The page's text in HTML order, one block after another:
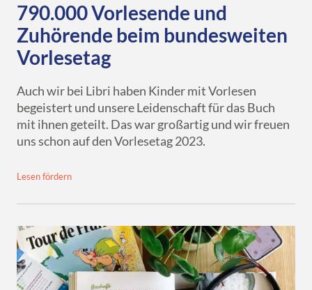
790.000 Vorlesende und
Zuhörende beim bundesweiten
Vorlesetag
Auch wir bei Libri haben Kinder mit Vorlesen
begeistert und unsere Leidenschaft für das Buch
mit ihnen geteilt. Das war großartig und wir freuen
uns schon auf den Vorlesetag 2023.
Lesen fördern